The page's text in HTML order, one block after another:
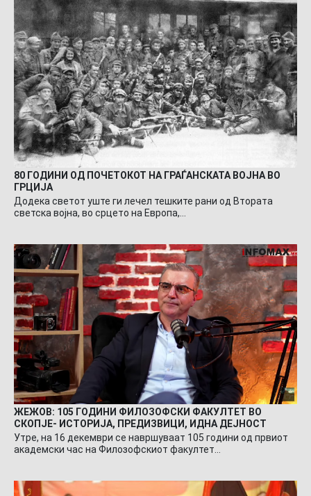
80 ГОДИНИ ОД ПОЧЕТОКОТ НА ГРАЃАНСКАТА ВОЈНА ВО
ГРЦИЈА
Додека светот уште ги лечел тешките рани од Втората
светска војна, во срцето на Европа,…
ЖЕЖОВ: 105 ГОДИНИ ФИЛОЗОФСКИ ФАКУЛТЕТ ВО
СКОПЈЕ- ИСТОРИЈА, ПРЕДИЗВИЦИ, ИДНА ДЕЈНОСТ
Утре, на 16 декември се навршуваат 105 години од првиот
академски час на Филозофскиот факултет…